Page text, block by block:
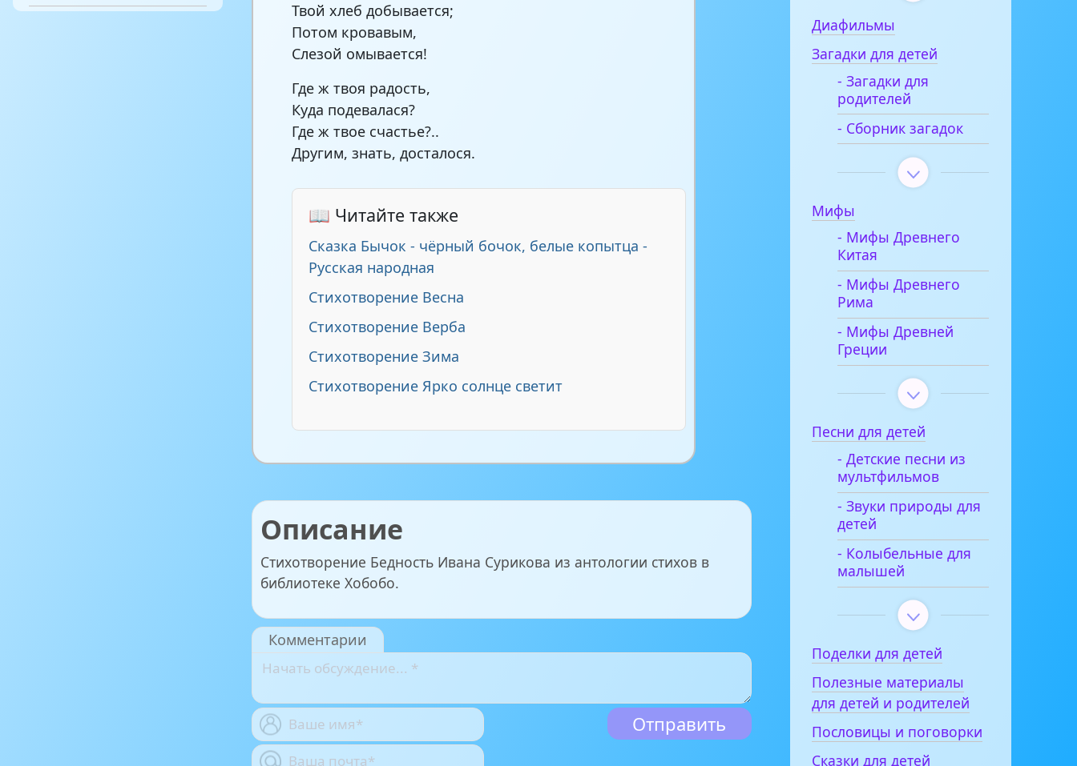
Твой хлеб добывается;
Потом кровавым,
Слезой омывается!
Где ж твоя радость,
Куда подевалася?
Где ж твое счастье?..
Другим, знать, досталося.
📖 Читайте также
Сказка Бычок - чёрный бочок, белые копытца -
Русская народная
Стихотворение Весна
Стихотворение Верба
Стихотворение Зима
Стихотворение Ярко солнце светит
Описание
Стихотворение Бедность Ивана Сурикова из антологии стихов в
библиотеке Хобобо.
Комментарии
Диафильмы
Загадки для детей
- Загадки для
родителей
- Сборник загадок
Мифы
- Мифы Древнего
Китая
- Мифы Древнего
Рима
- Мифы Древней
Греции
Песни для детей
- Детские песни из
мультфильмов
- Звуки природы для
детей
- Колыбельные для
малышей
Поделки для детей
Полезные материалы
для детей и родителей
Пословицы и поговорки
Сказки для детей